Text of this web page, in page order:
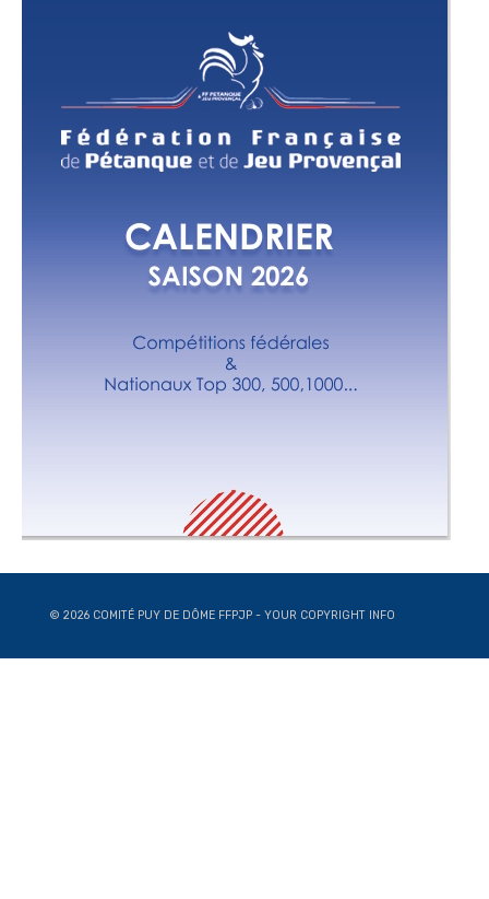
© 2026 COMITÉ PUY DE DÔME FFPJP - YOUR COPYRIGHT INFO